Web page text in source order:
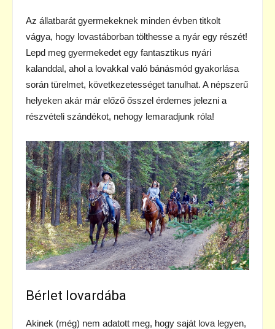
Az állatbarát gyermekeknek minden évben titkolt
vágya, hogy lovastáborban tölthesse a nyár egy részét!
Lepd meg gyermekedet egy fantasztikus nyári
kalanddal, ahol a lovakkal való bánásmód gyakorlása
során türelmet, következetességet tanulhat. A népszerű
helyeken akár már előző ősszel érdemes jelezni a
részvételi szándékot, nehogy lemaradjunk róla!
Bérlet lovardába
Akinek (még) nem adatott meg, hogy saját lova legyen,